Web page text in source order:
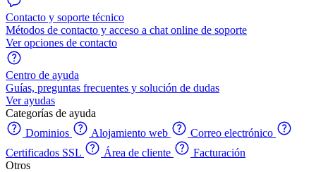
Contacto y soporte técnico
Métodos de contacto y acceso a chat online de soporte
Ver opciones de contacto
Centro de ayuda
Guías, preguntas frecuentes y solución de dudas
Ver ayudas
Categorías de ayuda
Dominios
Alojamiento web
Correo electrónico
Certificados SSL
Área de cliente
Facturación
Otros